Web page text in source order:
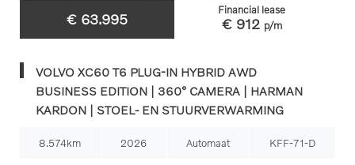
€ 63.995
Financial lease
€ 912 p/m
VOLVO XC60 T6 PLUG-IN HYBRID AWD
BUSINESS EDITION | 360° CAMERA | HARMAN
KARDON | STOEL- EN STUURVERWARMING
8.574km 2026 Automaat KFF-71-D